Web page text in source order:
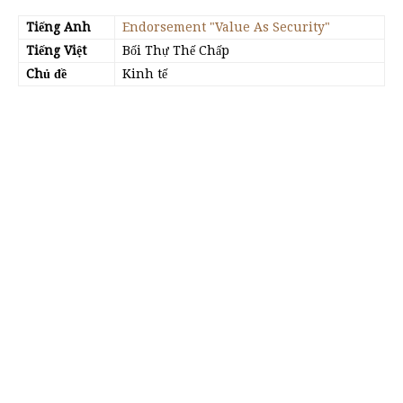
Tiếng Anh
Endorsement "Value As Security"
Tiếng Việt
Bối Thự Thế Chấp
Chủ đề
Kinh tế